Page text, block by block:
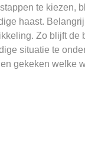
te kiezen,
haast.
Zo blijft
situatie te
gekeken welke